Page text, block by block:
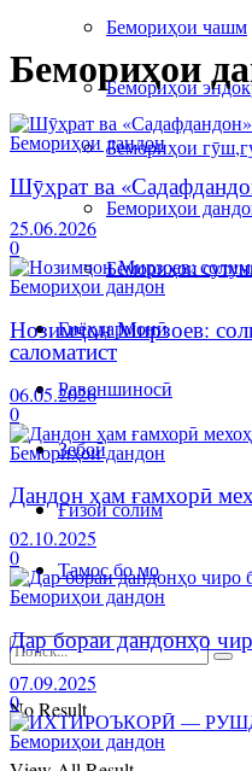
Бемориҳои чашм
Бемориҳои
Бемориҳои
Бемориҳои
Бемориҳои
Гиёҳдармонӣ
Равоншиносӣ
Зебоӣ
Ғизои солим
Тамос бо мо
No Result
Бемориҳои
Бемориҳои дандон
Шӯҳрат ва
25.06.2026
0
Бемориҳои дандон
Нозимҷон Мирзоев:
саломатист
06.05.2026
0
Бемориҳои дандон
Дандон ҳам ғамхорӣ
02.10.2025
0
Бемориҳои дандон
Дар бораи дандонҳо
07.09.2025
0
Бемориҳои дандон